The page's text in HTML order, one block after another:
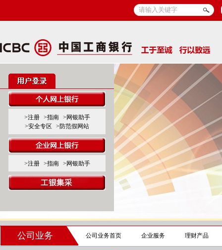
>注册 >指南
>网银助手
>安全专区
>防范假网站
>注册 >指南 >网银助手
公司业务 公司业务首页 企业服务 理财产品